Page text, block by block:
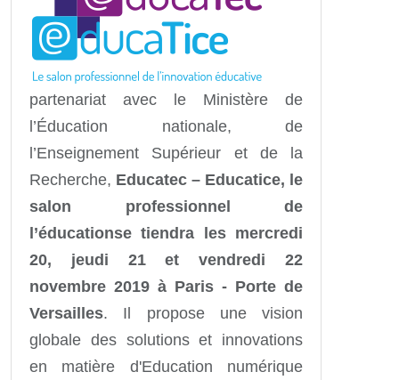
partenariat avec le Ministère de
l’Éducation nationale, de
l’Enseignement Supérieur et de la
Recherche, Educatec – Educatice, le
salon professionnel de
l’éducationse tiendra les mercredi
20, jeudi 21 et vendredi 22
novembre 2019 à Paris - Porte de
Versailles. Il propose une vision
globale des solutions et innovations
en matière d'Education numérique